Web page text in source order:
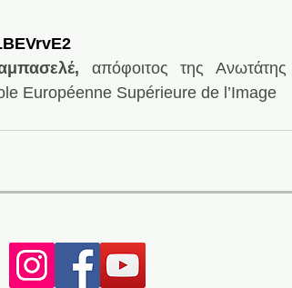
απόφοιτος της
Européenne Supérieure de l’Image